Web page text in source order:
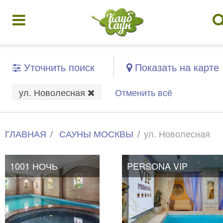
Уточнить поиск Показать на карте
ул. Новолесная Отменить всё
ГЛАВНАЯ САУНЫ МОСКВЫ ул. Новолесная
1001 НОЧЬ PERSONA VIP